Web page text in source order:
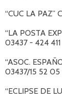
“CUC LA PAZ”
“LA POSTA
03437 - 424 411
“ASOC.
03437/15 52 05
“ECLIPSE DE